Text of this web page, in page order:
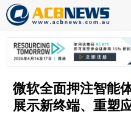
微软全面押注智能
展示新终端、重塑